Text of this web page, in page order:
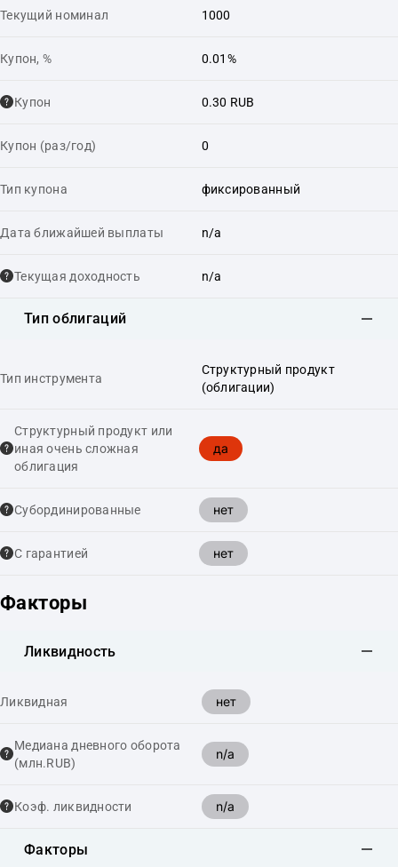
Текущий номинал 1000
Купон, % 0.01%
Купон 0.30 RUB
Купон (раз/год) 0
Тип купона фиксированный
Дата ближайшей выплаты n/a
Текущая доходность n/a
Тип облигаций
Тип инструмента
Структурный продукт
(облигации)
Структурный продукт или
иная очень сложная
облигация
да
Cубординированные нет
С гарантией нет
Факторы
Ликвидность
Ликвидная нет
Медиана дневного оборота
(млн.RUB)
n/a
Коэф. ликвидности n/a
Факторы